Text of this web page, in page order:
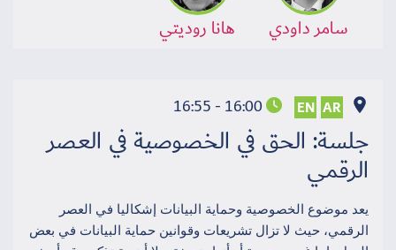
سامر داودي هانا روديتي
AR
EN
16:00 - 16:55
جلسة: الحق في الخصوصية في العصر
الرقمي
يعد موضوع الخصوصية وحماية البيانات إشكاليا في العصر
الرقمي، حيث لا تزال تشريعات وقوانين حماية البيانات في بعض